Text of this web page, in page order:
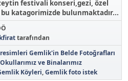
festivali konseri,gezi, özel
katagorimizde bulunmaktadır...
kfirattarafından
Gemlik'in Belde Fotoğrafları
Okullarımız ve Binalarımız
Köyleri Gemlik foto istek